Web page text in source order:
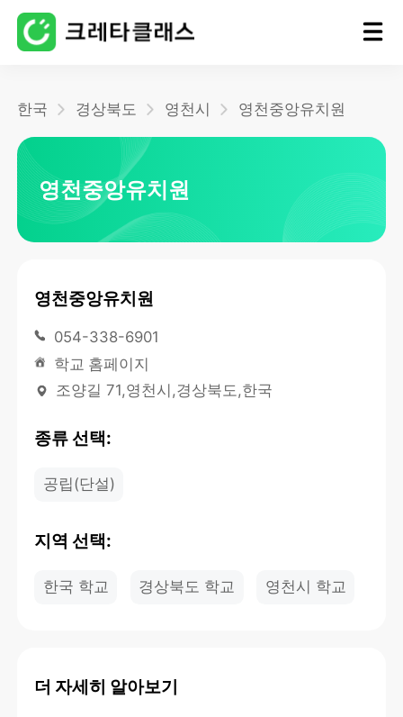
한국 경상북도 영천시 영천중앙유치원
영천중앙유치원
영천중앙유치원
054-338-6901
학교 홈페이지
조양길 71,영천시,경상북도,한국
종류 선택:
공립(단설)
지역 선택:
한국 학교 경상북도 학교 영천시 학교
더 자세히 알아보기